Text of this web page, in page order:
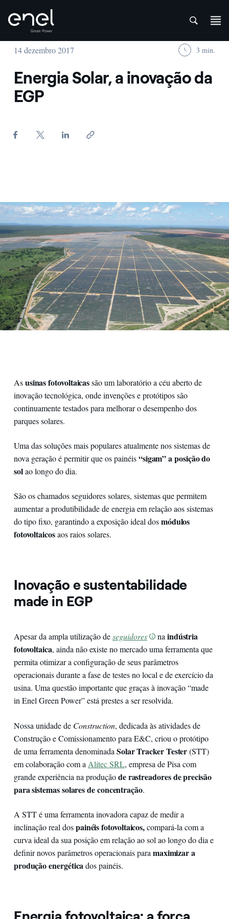
Skip to content
14 dezembro 2017 3 min.
Energia Solar, a inovação da
EGP
Asusinas fotovoltaicassão um laboratório a céu aberto de
inovação tecnológica, onde invenções e protótipos são
continuamente testados para melhorar o desempenho dos
parques solares.
Uma das soluções mais populares atualmente nos sistemas de
nova geração é permitir que os painéis“sigam” a posição do
solao longo do dia.
São os chamados seguidores solares, sistemas que permitem
aumentar a produtibilidade de energia em relação aos sistemas
do tipo fixo, garantindo a exposição ideal dosmódulos
fotovoltaicosaos raios solares.
Inovação e sustentabilidade
made in EGP
Apesar da ampla utilização deseguidores naindústria
fotovoltaica, ainda não existe no mercado uma ferramenta que
permita otimizar a configuração de seus parâmetros
operacionais durante a fase de testes no local e de exercício da
usina. Uma questão importante que graças à inovação “made
in Enel Green Power” está prestes a ser resolvida.
Nossa unidade de Construction, dedicada às atividades de
Construção e Comissionamento para E&C, criou o protótipo
de uma ferramenta denominada Solar Tracker Tester(STT)
em colaboração com a Alitec SRL, empresa de Pisa com
grande experiência na produçãode rastreadores de precisão
para sistemas solares de concentração.
A STT é uma ferramenta inovadora capaz de medir a
inclinação real dospainéis fotovoltaicos,compará-la com a
curva ideal da sua posição em relação ao sol ao longo do dia e
definir novos parâmetros operacionais para maximizar a
produção energéticados painéis.